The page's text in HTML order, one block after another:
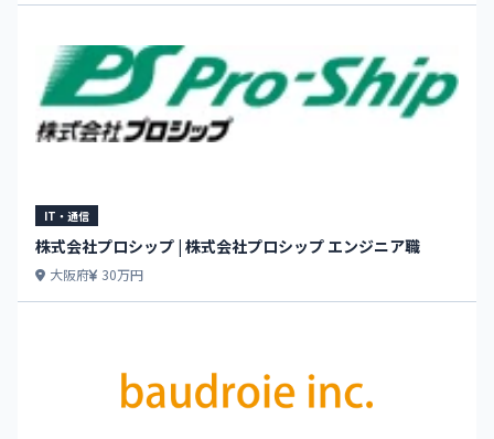
IT・通信
株式会社プロシップ | 株式会社プロシップ エンジニア職
大阪府 30万円